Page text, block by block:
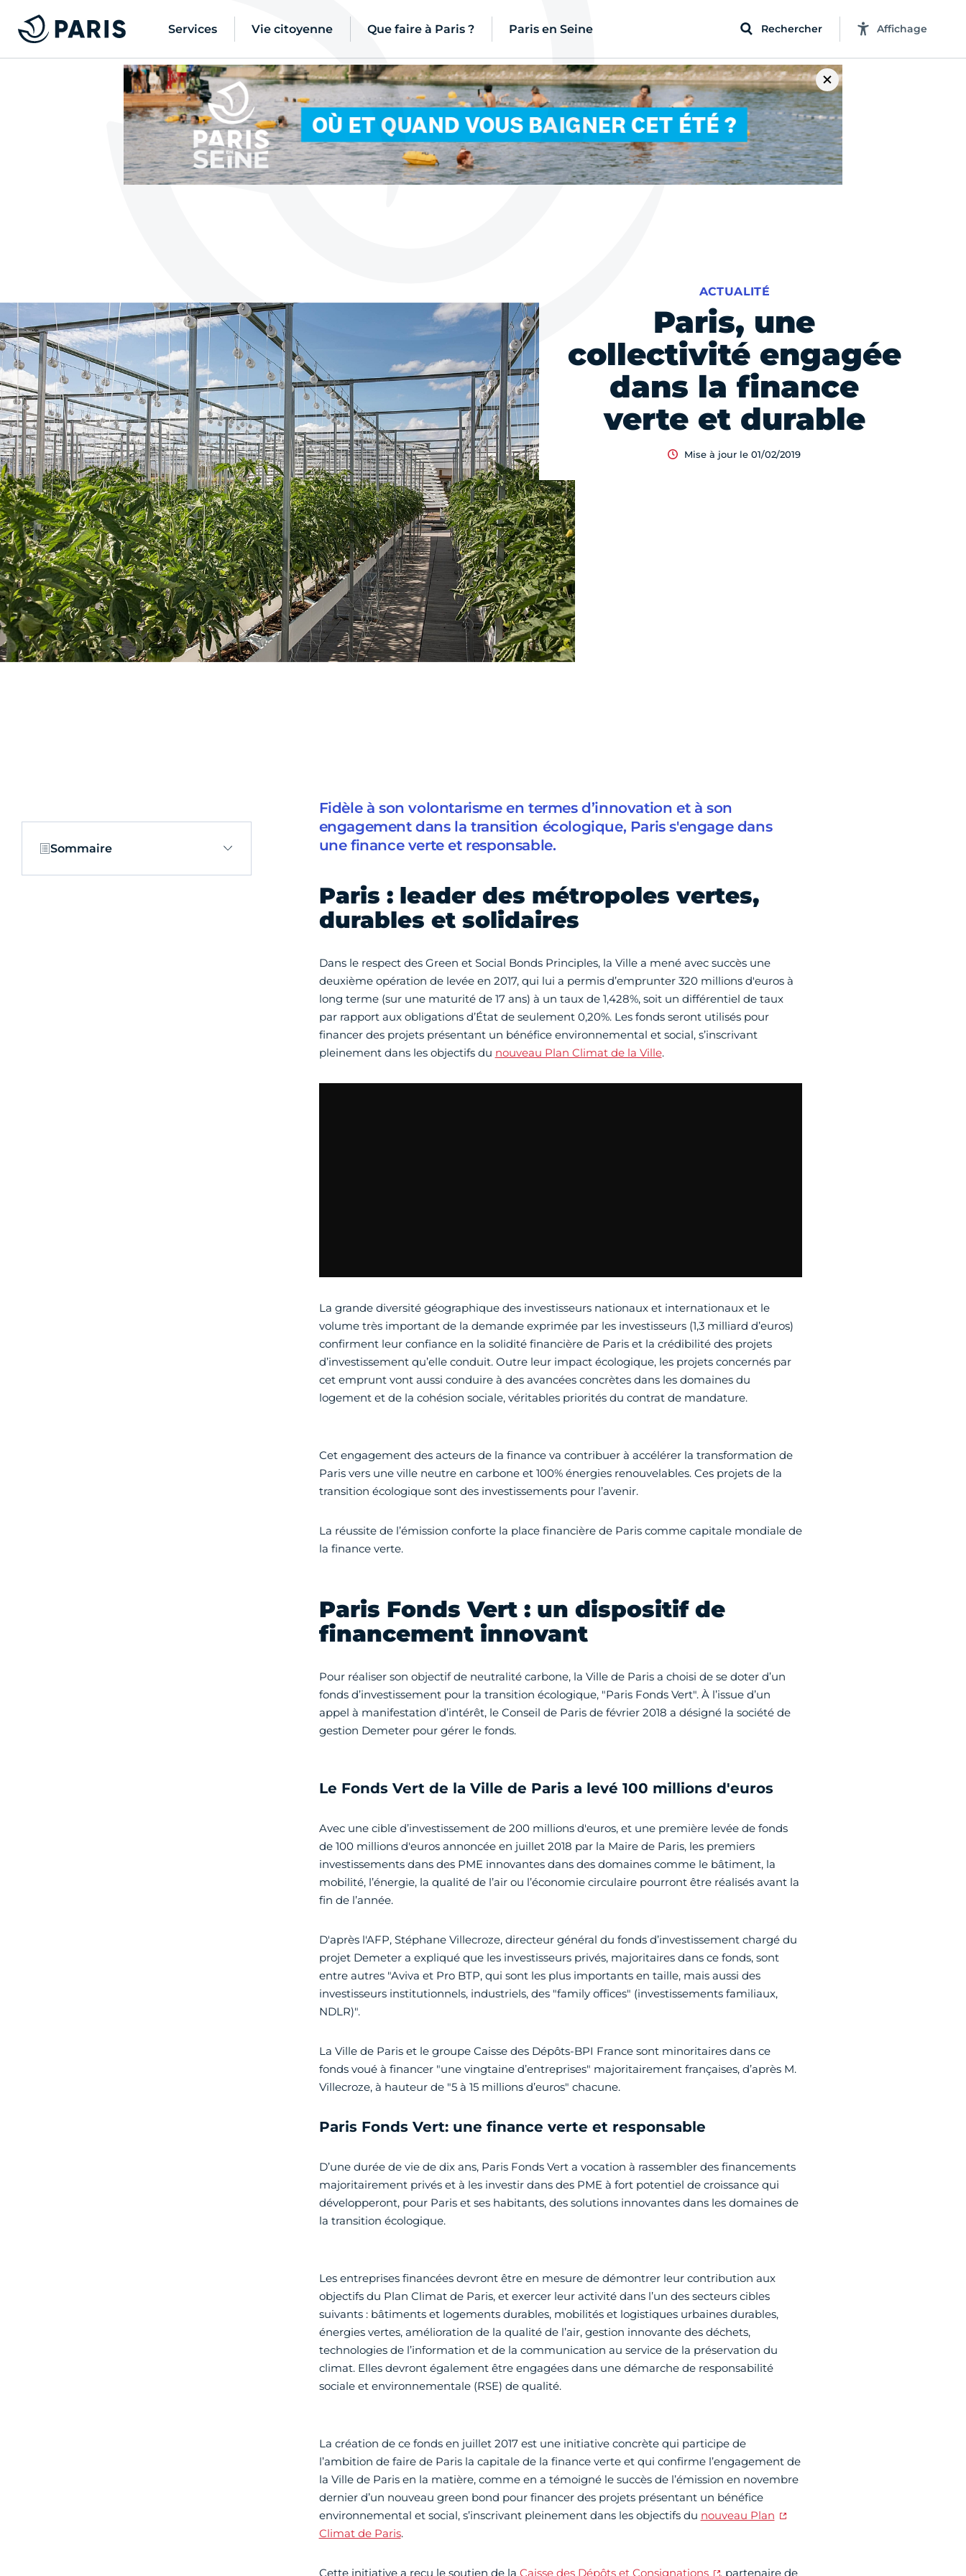
Services Vie citoyenne Que faire à Paris ? Paris en Seine Rechercher Affichage
Paris, une
collectivité engagée
dans la finance
verte et durable
ACTUALITÉ
Mise à jour le 01/02/2019
Sommaire
Fidèle à son volontarisme en termes d’innovation et à son
engagement dans la transition écologique, Paris s'engage dans
une finance verte et responsable.
Paris : leader des métropoles vertes,
durables et solidaires
Dans le respect des Green et Social Bonds Principles, la Ville a mené avec succès une
deuxième opération de levée en 2017, qui lui a permis d’emprunter 320 millions d'euros à
long terme (sur une maturité de 17 ans) à un taux de 1,428%, soit un différentiel de taux
par rapport aux obligations d’État de seulement 0,20%. Les fonds seront utilisés pour
financer des projets présentant un bénéfice environnemental et social, s’inscrivant
pleinement dans les objectifs du nouveau Plan Climat de la Ville.
La grande diversité géographique des investisseurs nationaux et internationaux et le
volume très important de la demande exprimée par les investisseurs (1,3 milliard d’euros)
confirment leur confiance en la solidité financière de Paris et la crédibilité des projets
d’investissement qu’elle conduit. Outre leur impact écologique, les projets concernés par
cet emprunt vont aussi conduire à des avancées concrètes dans les domaines du
logement et de la cohésion sociale, véritables priorités du contrat de mandature.
Cet engagement des acteurs de la finance va contribuer à accélérer la transformation de
Paris vers une ville neutre en carbone et 100% énergies renouvelables. Ces projets de la
transition écologique sont des investissements pour l’avenir.
La réussite de l’émission conforte la place financière de Paris comme capitale mondiale de
la finance verte.
Paris Fonds Vert : un dispositif de
financement innovant
Pour réaliser son objectif de neutralité carbone, la Ville de Paris a choisi de se doter d’un
fonds d’investissement pour la transition écologique, "Paris Fonds Vert". À l’issue d’un
appel à manifestation d’intérêt, le Conseil de Paris de février 2018 a désigné la société de
gestion Demeter pour gérer le fonds.
Le Fonds Vert de la Ville de Paris a levé 100 millions d'euros
Avec une cible d’investissement de 200 millions d'euros, et une première levée de fonds
de 100 millions d'euros annoncée en juillet 2018 par la Maire de Paris, les premiers
investissements dans des PME innovantes dans des domaines comme le bâtiment, la
mobilité, l’énergie, la qualité de l’air ou l’économie circulaire pourront être réalisés avant la
fin de l’année.
D'après l'AFP, Stéphane Villecroze, directeur général du fonds d’investissement chargé du
projet Demeter a expliqué que les investisseurs privés, majoritaires dans ce fonds, sont
entre autres "Aviva et Pro BTP, qui sont les plus importants en taille, mais aussi des
investisseurs institutionnels, industriels, des "family offices" (investissements familiaux,
NDLR)".
La Ville de Paris et le groupe Caisse des Dépôts-BPI France sont minoritaires dans ce
fonds voué à financer "une vingtaine d’entreprises" majoritairement françaises, d’après M.
Villecroze, à hauteur de "5 à 15 millions d’euros" chacune.
Paris Fonds Vert: une finance verte et responsable
D’une durée de vie de dix ans, Paris Fonds Vert a vocation à rassembler des financements
majoritairement privés et à les investir dans des PME à fort potentiel de croissance qui
développeront, pour Paris et ses habitants, des solutions innovantes dans les domaines de
la transition écologique.
Les entreprises financées devront être en mesure de démontrer leur contribution aux
objectifs du Plan Climat de Paris, et exercer leur activité dans l’un des secteurs cibles
suivants : bâtiments et logements durables, mobilités et logistiques urbaines durables,
énergies vertes, amélioration de la qualité de l’air, gestion innovante des déchets,
technologies de l’information et de la communication au service de la préservation du
climat. Elles devront également être engagées dans une démarche de responsabilité
sociale et environnementale (RSE) de qualité.
La création de ce fonds en juillet 2017 est une initiative concrète qui participe de
l’ambition de faire de Paris la capitale de la finance verte et qui confirme l’engagement de
la Ville de Paris en la matière, comme en a témoigné le succès de l’émission en novembre
dernier d’un nouveau green bond pour financer des projets présentant un bénéfice
environnemental et social, s’inscrivant pleinement dans les objectifs du nouveau Plan
Climat de Paris.
Cette initiative a reçu le soutien de la Caisse des Dépôts et Consignations , partenaire de